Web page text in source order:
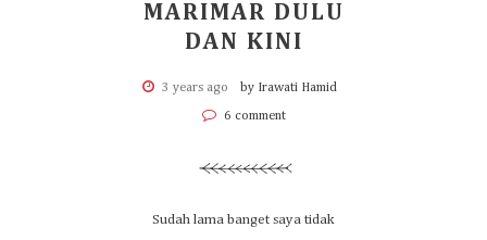
MARIMAR DULU
DAN KINI
3 years ago by Irawati Hamid
6 comment
Sudah lama banget saya tidak